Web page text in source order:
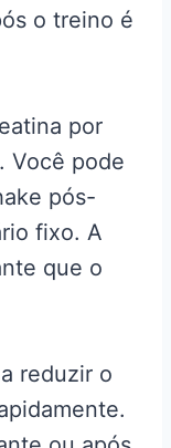
o treino é
por
Você pode
pós-
fixo. A
que o
reduzir o